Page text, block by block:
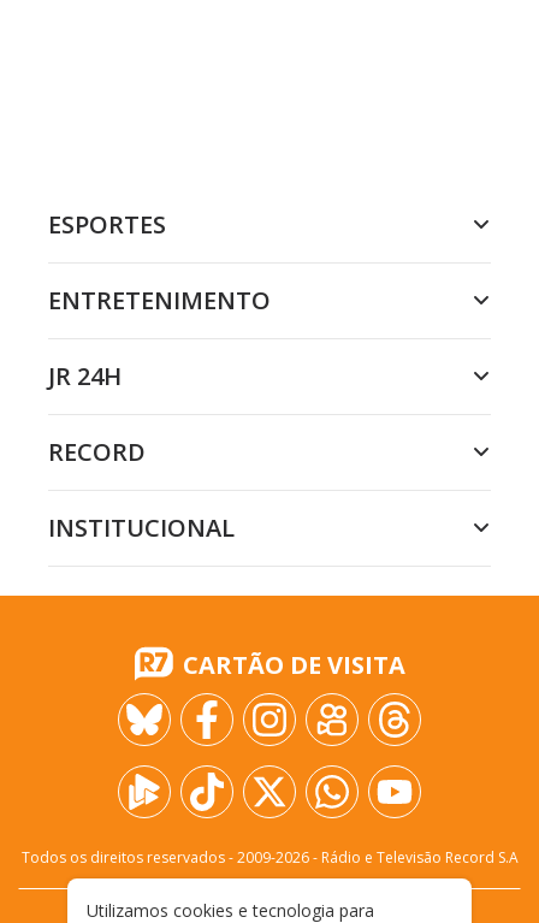
ESPORTES
ENTRETENIMENTO
JR 24H
RECORD
INSTITUCIONAL
CARTÃO DE VISITA
Todos os direitos reservados - 2009-2026- Rádio e Televisão Record S.A
Utilizamos cookies e tecnologia para